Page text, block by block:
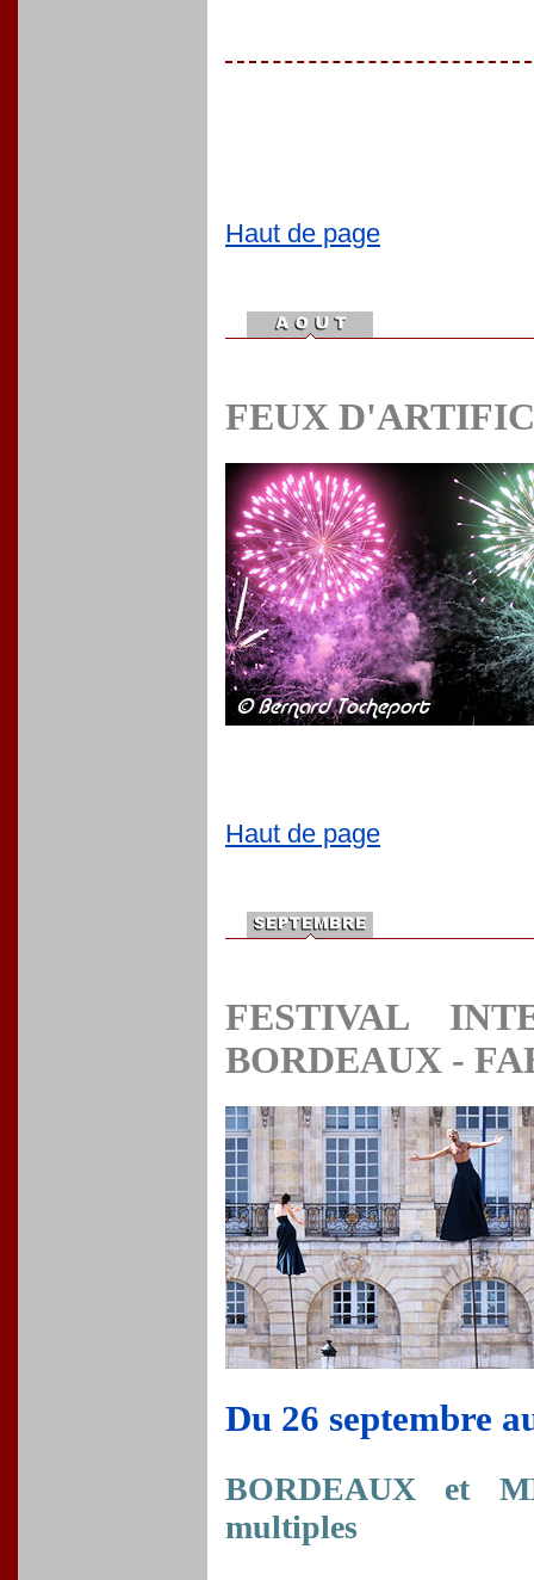
Haut de page
FEUX
Haut de page
FESTIVAL
BORDEAUX -
Du 26 septembre
BORDEAUX et
multiples